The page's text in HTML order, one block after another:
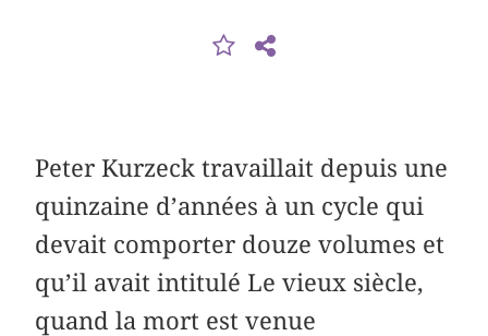
Peter Kurzeck travaillait depuis une
quinzaine d’années à un cycle qui
devait comporter douze volumes et
qu’il avait intitulé Le vieux siècle,
quand la mort est venue